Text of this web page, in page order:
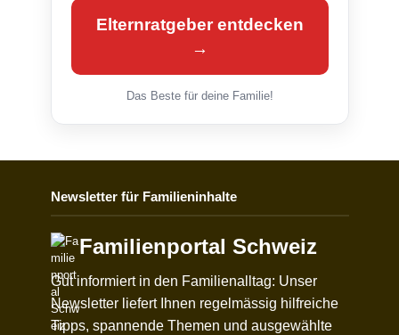
Elternratgeber entdecken
→
Das Beste für deine Familie!
Newsletter für Familieninhalte
Familienportal Schweiz
Gut informiert in den Familienalltag: Unser
Newsletter liefert Ihnen regelmässig hilfreiche
Tipps, spannende Themen und ausgewählte